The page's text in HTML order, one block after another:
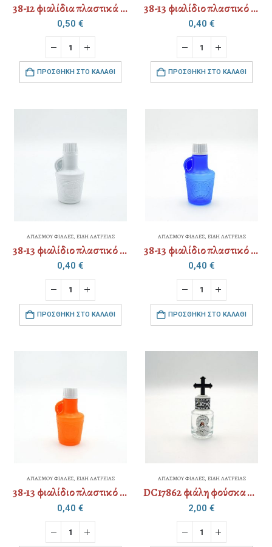
38-12 φιαλίδια πλαστικά 140ml
0,50 €
ΠΡΟΣΘΉΚΗ ΣΤΟ ΚΑΛΆΘΙ
38-13 φιαλίδιο πλαστικό 50ml
0,40 €
ΠΡΟΣΘΉΚΗ ΣΤΟ ΚΑΛΆΘΙ
ΑΓΙΑΣΜΟΥ ΦΙΑΛΕΣ, ΕΙΔΗ ΛΑΤΡΕΙΑΣ
38-13 φιαλίδιο πλαστικό 50ml
0,40 €
ΠΡΟΣΘΉΚΗ ΣΤΟ ΚΑΛΆΘΙ
ΑΓΙΑΣΜΟΥ ΦΙΑΛΕΣ, ΕΙΔΗ ΛΑΤΡΕΙΑΣ
38-13 φιαλίδιο πλαστικό 50ml
0,40 €
ΠΡΟΣΘΉΚΗ ΣΤΟ ΚΑΛΆΘΙ
ΑΓΙΑΣΜΟΥ ΦΙΑΛΕΣ, ΕΙΔΗ ΛΑΤΡΕΙΑΣ
38-13 φιαλίδιο πλαστικό 50ml
0,40 €
ΑΓΙΑΣΜΟΥ ΦΙΑΛΕΣ, ΕΙΔΗ ΛΑΤΡΕΙΑΣ
DC17862 φιάλη φούσκα Α διακοσμημένη 15ml
2,00 €